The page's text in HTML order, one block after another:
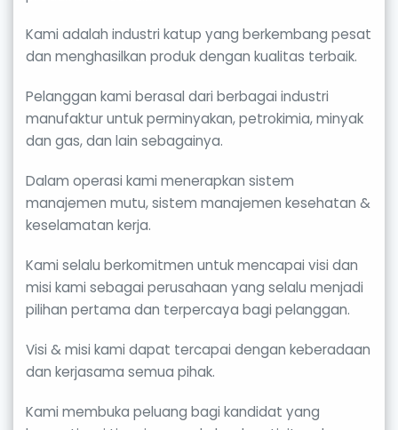
Kami adalah industri katup yang berkembang pesat
dan menghasilkan produk dengan kualitas terbaik.
Pelanggan kami berasal dari berbagai industri
manufaktur untuk perminyakan, petrokimia, minyak
dan gas, dan lain sebagainya.
Dalam operasi kami menerapkan sistem
manajemen mutu, sistem manajemen kesehatan &
keselamatan kerja.
Kami selalu berkomitmen untuk mencapai visi dan
misi kami sebagai perusahaan yang selalu menjadi
pilihan pertama dan terpercaya bagi pelanggan.
Visi & misi kami dapat tercapai dengan keberadaan
dan kerjasama semua pihak.
Kami membuka peluang bagi kandidat yang